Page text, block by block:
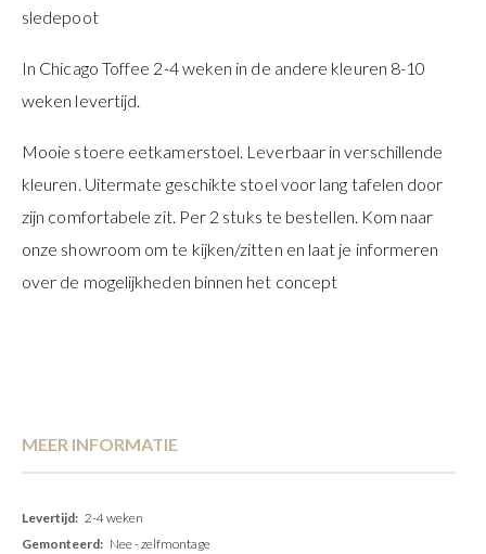
sledepoot
In Chicago Toffee 2-4 weken in de andere kleuren 8-10
weken levertijd.
Mooie stoere eetkamerstoel. Leverbaar in verschillende
kleuren. Uitermate geschikte stoel voor lang tafelen door
zijn comfortabele zit. Per 2 stuks te bestellen. Kom naar
onze showroom om te kijken/zitten en laat je informeren
over de mogelijkheden binnen het concept
MEER INFORMATIE
Meer
informatie
2-4 weken
Nee - zelfmontage